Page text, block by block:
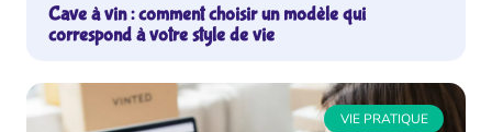
Cave à vin : comment choisir un modèle qui
correspond à votre style de vie
VIE PRATIQUE